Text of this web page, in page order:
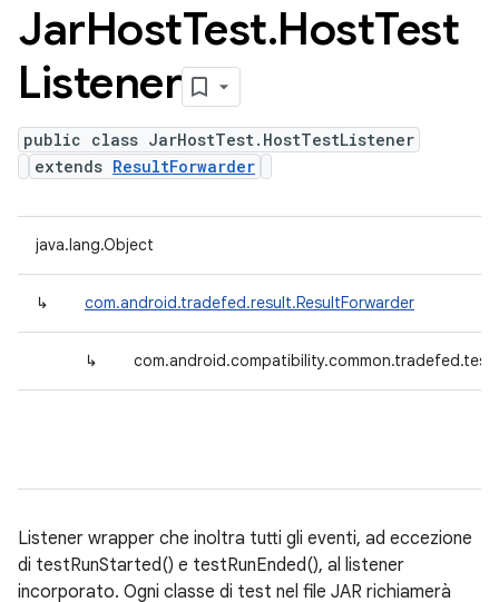
JarHostTest.HostTest
Listener
public class JarHostTest.HostTestListener
extends ResultForwarder
java.lang.Object
↳ com.android.tradefed.result.ResultForwarder
↳
Listener wrapper che inoltra tutti gli eventi, ad eccezione
di testRunStarted() e testRunEnded(), al listener
incorporato. Ogni classe di test nel file JAR richiamerà